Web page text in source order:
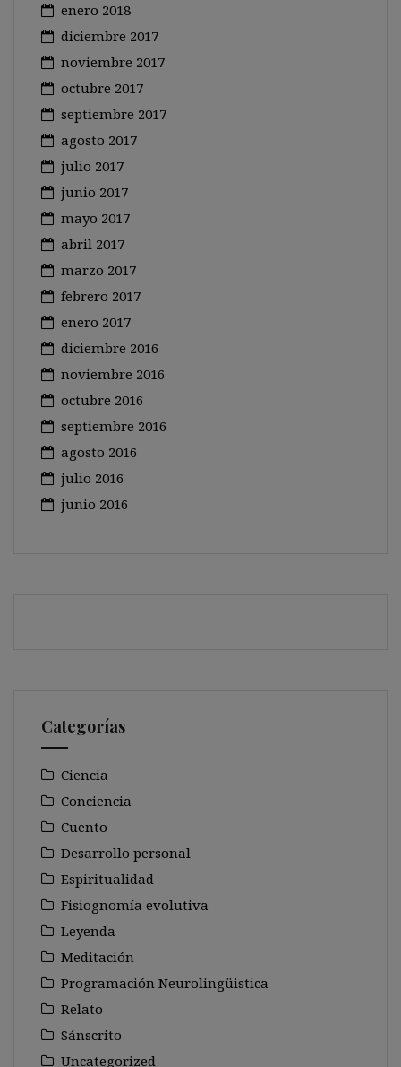
enero 2018
diciembre 2017
noviembre 2017
octubre 2017
septiembre 2017
agosto 2017
julio 2017
junio 2017
mayo 2017
abril 2017
marzo 2017
febrero 2017
enero 2017
diciembre 2016
noviembre 2016
octubre 2016
septiembre 2016
agosto 2016
julio 2016
junio 2016
Categorías
Ciencia
Conciencia
Cuento
Desarrollo personal
Espiritualidad
Fisiognomía evolutiva
Leyenda
Meditación
Programación Neurolingüistica
Relato
Sánscrito
Uncategorized